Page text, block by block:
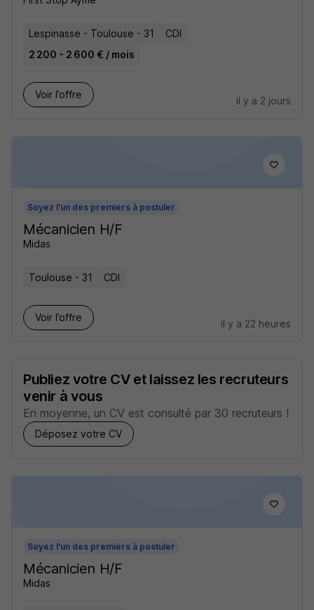
Lespinasse - Toulouse - 31
CDI
2 200 - 2 600 € / mois
Voir l’offre
il y a 2 jours
Soyez l'un des premiers à postuler
Mécanicien H/F
Midas
Toulouse - 31 CDI
Voir l’offre
il y a 22 heures
Publiez votre CV et laissez les recruteurs
venir à vous
En moyenne, un CV est consulté par 30 recruteurs !
Déposez votre CV
Soyez l'un des premiers à postuler
Mécanicien H/F
Midas